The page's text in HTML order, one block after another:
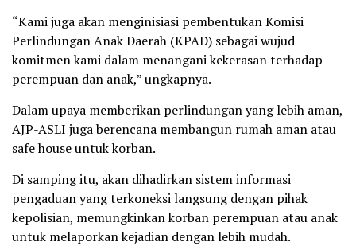
“Kami juga akan menginisiasi pembentukan Komisi
Perlindungan Anak Daerah (KPAD) sebagai wujud
komitmen kami dalam menangani kekerasan terhadap
perempuan dan anak,” ungkapnya.
Dalam upaya memberikan perlindungan yang lebih aman,
AJP-ASLI juga berencana membangun rumah aman atau
safe house untuk korban.
Di samping itu, akan dihadirkan sistem informasi
pengaduan yang terkoneksi langsung dengan pihak
kepolisian, memungkinkan korban perempuan atau anak
untuk melaporkan kejadian dengan lebih mudah.